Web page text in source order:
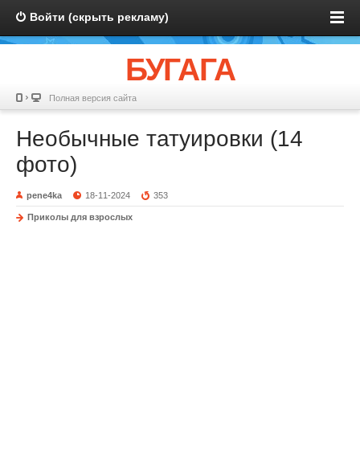
Войти (скрыть рекламу)
БУГАГА
Полная версия сайта
Необычные татуировки (14
фото)
pene4ka 18-11-2024 353
Приколы для взрослых